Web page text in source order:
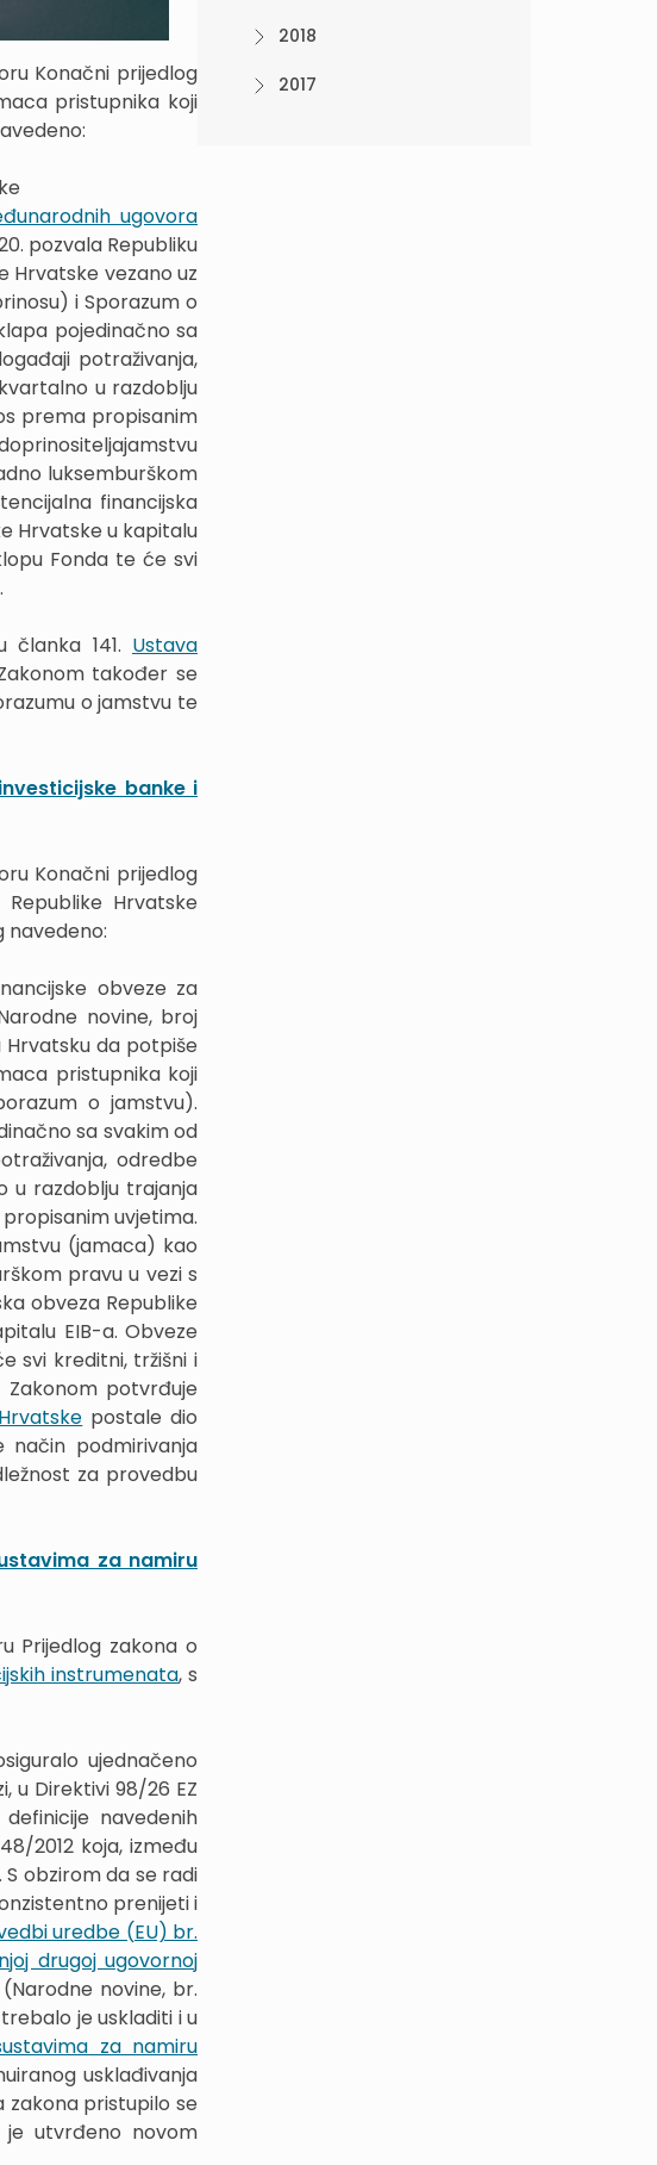
Konačni prijedlog
pristupnika koji
ugovora
pozvala Republiku
Hrvatske vezano uz
i Sporazum o
pojedinačno sa
potraživanja,
u razdoblju
prema propisanim
luksemburškom
financijska
Hrvatske u kapitalu
Fonda te će svi
141. Ustava
također se
o jamstvu te
banke i
Konačni prijedlog
Hrvatske
navedeno:
obveze za
novine, broj
Hrvatsku da potpiše
pristupnika koji
o jamstvu).
sa svakim od
odredbe
u razdoblju trajanja
uvjetima.
(jamaca) kao
pravu u vezi s
obveza Republike
EIB-a. Obveze
svi kreditni, tržišni i
potvrđuje
postale dio
način podmirivanja
za provedbu
za namiru
Prijedlog zakona o
instrumenata, s
ujednačeno
u Direktivi 98/26 EZ
navedenih
2012 koja, između
obzirom da se radi
prenijeti i
uredbe (EU) br.
drugoj ugovornoj
(Narodne novine, br.
je uskladiti i u
za namiru
usklađivanja
zakona pristupilo se
je utvrđeno novom
2018
2017